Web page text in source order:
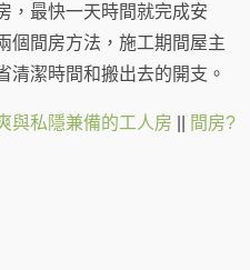
，最快一天時間就完成安
個間房方法，施工期間屋主
清潔時間和搬出去的開支。
與私隱兼備的工人房
間房?